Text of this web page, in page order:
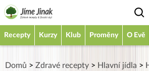
Recepty Kurzy Klub Proměny O Evě
Domů > Zdravé recepty > Hlavní jídla >